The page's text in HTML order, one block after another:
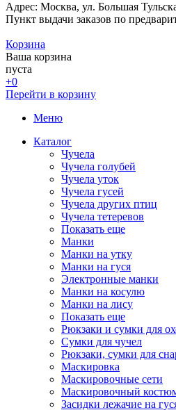
Адрес: Москва, ул. Большая
Пункт выдачи заказов по
Корзина
Ваша корзина
пуста
+0
Перейти в корзину
Меню
Каталог
Чучела
Чучела голубей
Чучела уток
Чучела гусей
Чучела других птиц
Чучела тетеревов
Показать еще
Манки
Манки на утку
Манки на гуся
Электронные манки
Манки на косулю
Манки на лису
Показать еще
Рюкзаки и сумки для
Сумки для чучел
Рюкзаки, сумки для
Маскировка
Маскировочные сети
Маскировочный
Засидки лежачие на